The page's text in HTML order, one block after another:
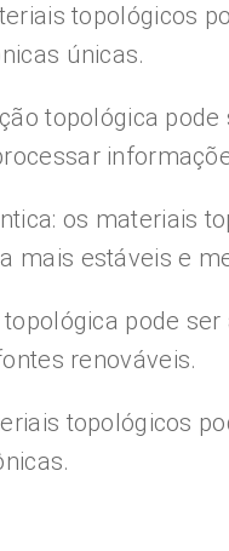
topológicos
únicas.
topológica
os materiais
mais estáveis e
pode
renováveis.
topológicos